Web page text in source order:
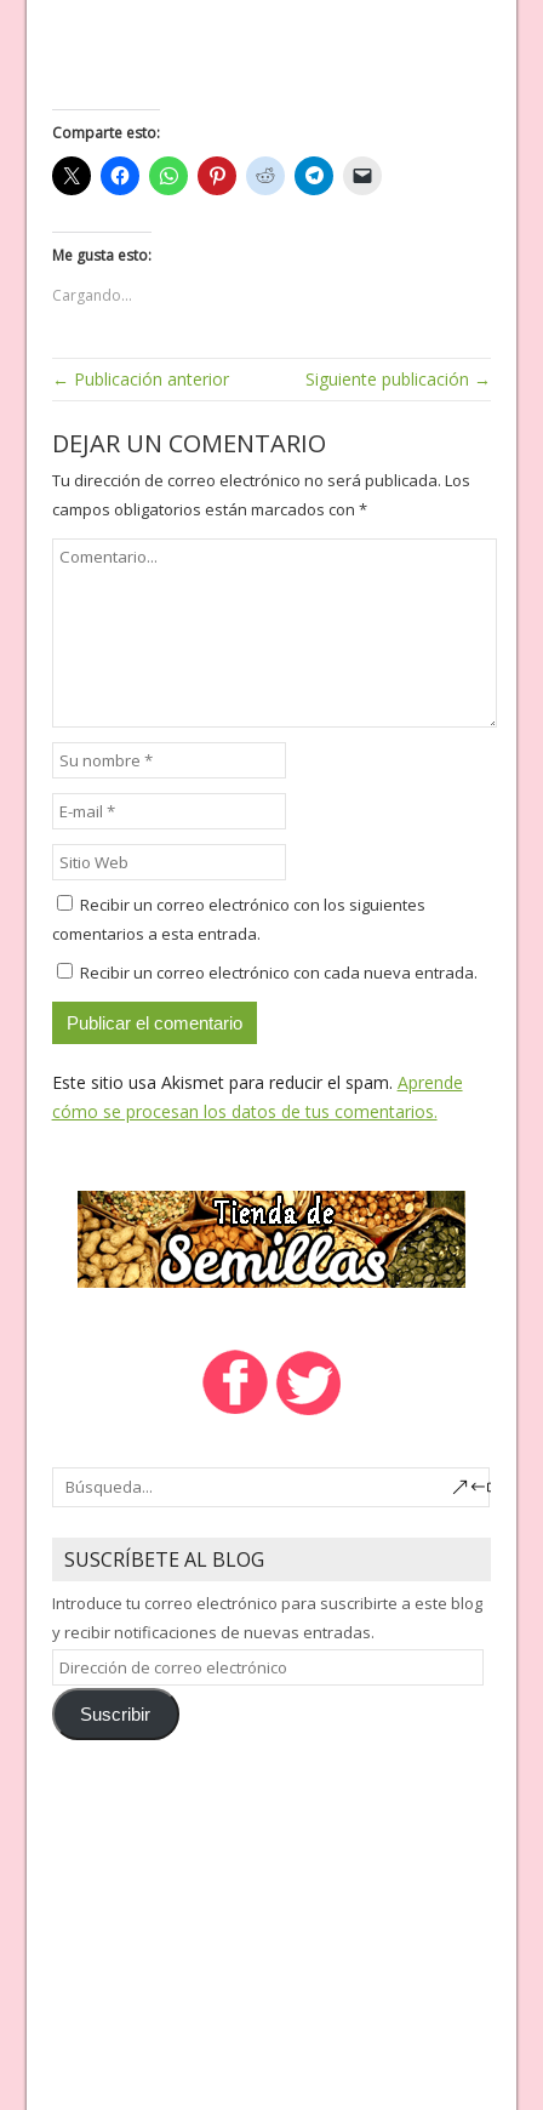
Comparte esto:
Me gusta esto:
Cargando...
← Publicación anterior Siguiente publicación →
DEJAR UN COMENTARIO
Tu dirección de correo electrónico no será publicada. Los
campos obligatorios están marcados con *
Recibir un correo electrónico con los siguientes
comentarios a esta entrada.
Recibir un correo electrónico con cada nueva entrada.
Este sitio usa Akismet para reducir el spam. Aprende
cómo se procesan los datos de tus comentarios.
SUSCRÍBETE AL BLOG
Introduce tu correo electrónico para suscribirte a este blog
y recibir notificaciones de nuevas entradas.
Dirección
de
correoSuscribir